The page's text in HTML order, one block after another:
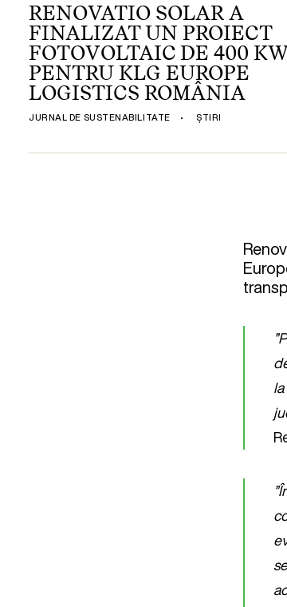
RENOVATIO SOLAR A
FINALIZAT UN PROIECT
FOTOVOLTAIC DE 400
PENTRU KLG EUROPE
LOGISTICS ROMÂNIA
JURNAL DE SUSTENABILITATE • ȘTIRI